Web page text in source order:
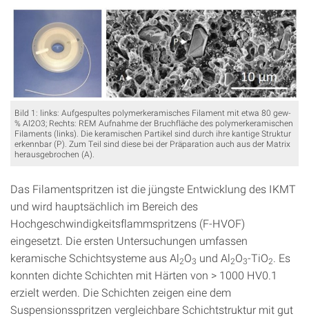
Bild 1: links: Aufgespultes polymerkeramisches Filament mit etwa 80 gew-
% Al2O3; Rechts: REM Aufnahme der Bruchfläche des polymerkeramischen
Filaments (links). Die keramischen Partikel sind durch ihre kantige Struktur
erkennbar (P). Zum Teil sind diese bei der Präparation auch aus der Matrix
herausgebrochen (A).
Das Filamentspritzen ist die jüngste Entwicklung des IKMT
und wird hauptsächlich im Bereich des
Hochgeschwindigkeitsflammspritzens (F-HVOF)
eingesetzt. Die ersten Untersuchungen umfassen
keramische Schichtsysteme aus Al2O3 und Al2O3-TiO2
. Es
konnten dichte Schichten mit Härten von > 1000 HV0.1
erzielt werden. Die Schichten zeigen eine dem
Suspensionsspritzen vergleichbare Schichtstruktur mit gut